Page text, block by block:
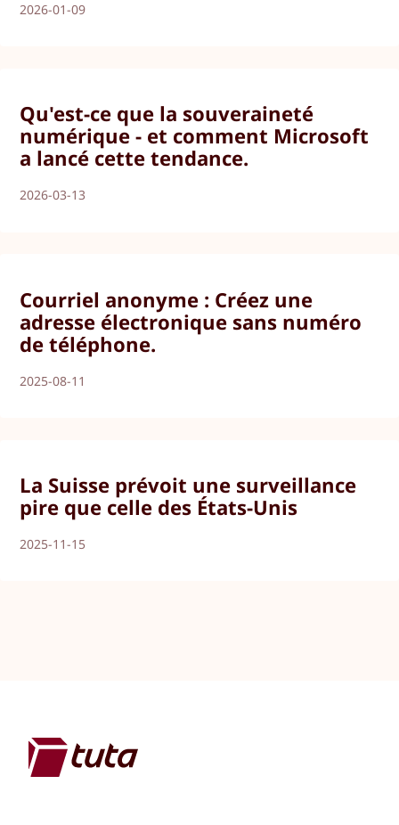
2026-01-09
Qu'est-ce que la souveraineté
numérique - et comment Microsoft
a lancé cette tendance.
2026-03-13
Courriel anonyme : Créez une
adresse électronique sans numéro
de téléphone.
2025-08-11
La Suisse prévoit une surveillance
pire que celle des États-Unis
2025-11-15